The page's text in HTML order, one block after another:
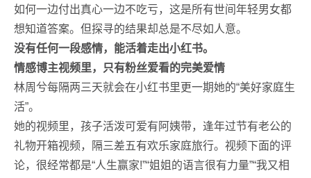
如何一边付出真心一边不吃亏，这是所有世间年轻男女都
想知道答案。但探寻的结果却总是不尽如人意。
没有任何一段感情，能活着走出小红书。
情感博主视频里，只有粉丝爱看的完美爱情
林周兮每隔两三天就会在小红书里更一期她的“美好家庭生
活”。
她的视频里，孩子活泼可爱有阿姨带，逢年过节有老公的
礼物开箱视频，隔三差五有欢乐家庭旅行。视频下面的评
论，很经常都是“人生赢家!”“姐姐的语言很有力量”“我又相